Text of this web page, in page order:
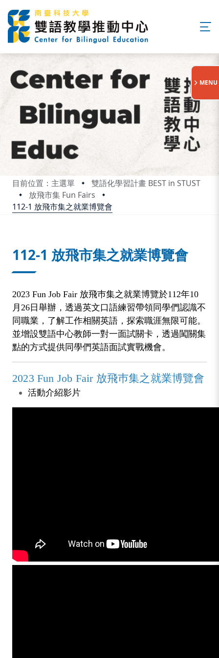
目前位置：主選單
雙語化學習計畫 BEST in STUST
放飛市集 Fun Fairs
112-1 放飛市集之就業博覽會
:::
MENU
112-1 放飛市集之就業博覽會
2023 Fun Job Fair 放飛巿集之就業博覽於112年10
月26日舉辦，透過英文口語練習帶領同學們認識不
同職業，了解工作相關英語，探索職涯無限可能。
並增設雙語中心教師一對一面試關卡，透過闖關集
點的方式提供同學們英語面試實戰機會。
2023 Fun Job Fair 放飛巿集之就業博覽會
活動介紹影片